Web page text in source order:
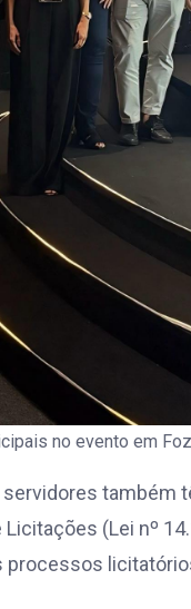
no evento em
servidores
(Lei nº
processos